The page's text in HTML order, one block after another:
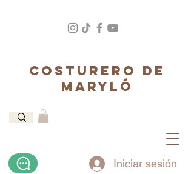
COSTURERO DE
MARYLÓ
Iniciar sesión